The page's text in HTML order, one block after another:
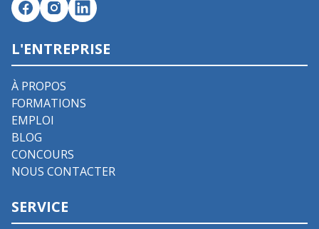
L'ENTREPRISE
À PROPOS
FORMATIONS
EMPLOI
BLOG
CONCOURS
NOUS CONTACTER
SERVICE